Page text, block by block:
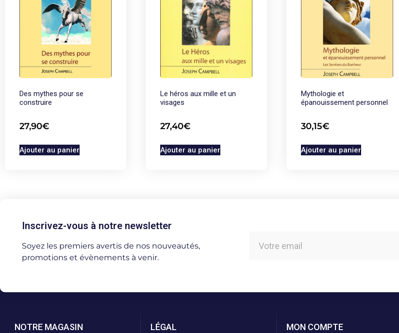
Des mythes pour se
construire
27,90€
Ajouter au panier
Le héros aux mille et un
visages
27,40€
Ajouter au panier
Mythologie et
épanouissement personnel
30,15€
Ajouter au panier
Inscrivez-vous à notre newsletter
Soyez les premiers avertis de nos nouveautés,
promotions et évènements à venir.
NOTRE MAGASIN LÉGAL MON COMPTE